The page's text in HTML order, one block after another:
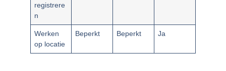
registrere
n
Werken
op locatie
Beperkt Beperkt Ja